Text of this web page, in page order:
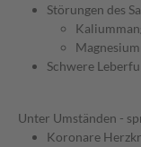
Störungen des
Schwere
Unter Umständen -
Koronare